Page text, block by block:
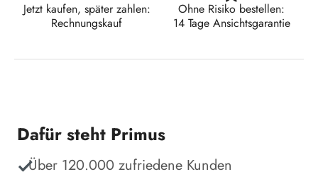
Jetzt kaufen, später zahlen:
Rechnungskauf
Ohne Risiko bestellen:
14 Tage Ansichtsgarantie
Dafür steht Primus
Über 120.000 zufriedene Kunden